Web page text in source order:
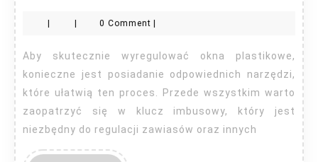
okna
plastikowe?
| | 0 Comment |
Aby skutecznie wyregulować okna plastikowe,
konieczne jest posiadanie odpowiednich narzędzi,
które ułatwią ten proces. Przede wszystkim warto
zaopatrzyć się w klucz imbusowy, który jest
niezbędny do regulacji zawiasów oraz innych